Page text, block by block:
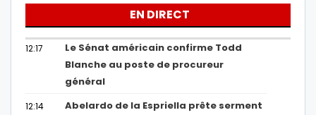
EN DIRECT
12:17
Le Sénat américain confirme Todd
Blanche au poste de procureur
général
12:14
Abelardo de la Espriella prête serment